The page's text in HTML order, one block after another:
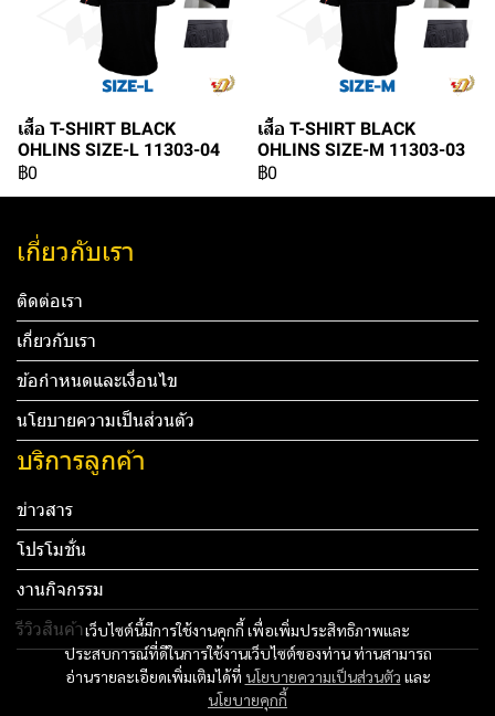
เสื้อ T-SHIRT BLACK
OHLINS SIZE-L 11303-04
฿0
เสื้อ T-SHIRT BLACK
OHLINS SIZE-M 11303-03
฿0
เว็บไซต์นี้มีการใช้งานคุกกี้ เพื่อเพิ่มประสิทธิภาพและ
ประสบการณ์ที่ดีในการใช้งานเว็บไซต์ของท่าน ท่านสามารถ
อ่านรายละเอียดเพิ่มเติมได้ที่ นโยบายความเป็นส่วนตัว และ
นโยบายคุกกี้
เกี่ยวกับเรา
ติดต่อเรา
เกี่ยวกับเรา
ข้อกำหนดและเงื่อนไข
นโยบายความเป็นส่วนตัว
บริการลูกค้า
ข่าวสาร
โปรโมชั่น
งานกิจกรรม
รีวิวสินค้า
Tel: 012 345 67890 Email: mail@yourdomain.com